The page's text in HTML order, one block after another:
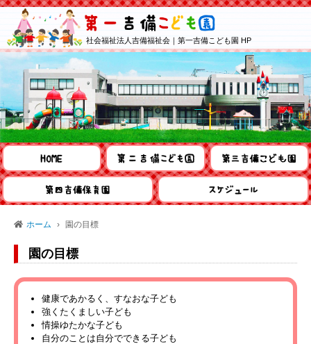
社会福祉法人吉備福祉会｜第一吉備こども園 HP
ホーム 園の目標
園の目標
健康であかるく、すなおな子ども
強くたくましい子ども
情操ゆたかな子ども
自分のことは自分でできる子ども